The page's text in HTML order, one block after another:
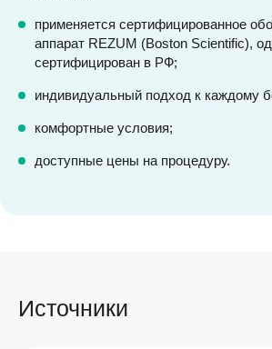
применяется сертифицированное
аппарат REZUM (Boston Scientific),
сертифицирован в РФ;
индивидуальный подход к каждому
комфортные условия;
доступные цены на процедуру.⁠
Источники